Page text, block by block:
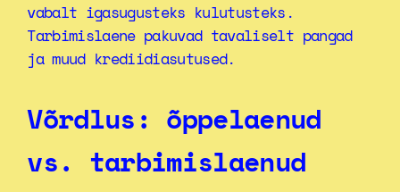
vabalt igasugusteks kulutusteks.
Tarbimislaene pakuvad tavaliselt pangad
ja muud krediidiasutused.
Võrdlus: õppelaenud
vs. tarbimislaenud